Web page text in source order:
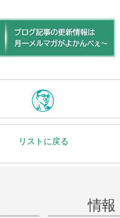
リストに戻る
情報